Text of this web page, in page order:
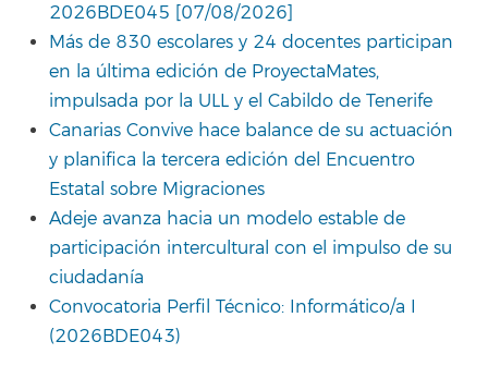
2026BDE045 [07/08/2026]
Más de 830 escolares y 24 docentes participan
en la última edición de ProyectaMates,
impulsada por la ULL y el Cabildo de Tenerife
Canarias Convive hace balance de su actuación
y planifica la tercera edición del Encuentro
Estatal sobre Migraciones
Adeje avanza hacia un modelo estable de
participación intercultural con el impulso de su
ciudadanía
Convocatoria Perfil Técnico: Informático/a I
(2026BDE043)